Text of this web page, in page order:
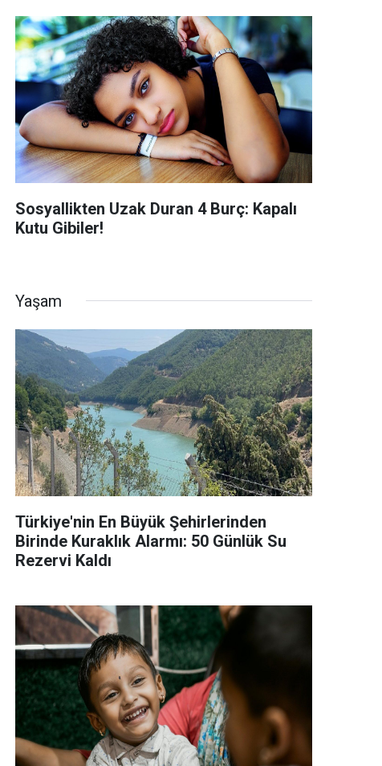
Sosyallikten Uzak Duran 4 Burç: Kapalı
Kutu Gibiler!
Yaşam
Türkiye'nin En Büyük Şehirlerinden
Birinde Kuraklık Alarmı: 50 Günlük Su
Rezervi Kaldı